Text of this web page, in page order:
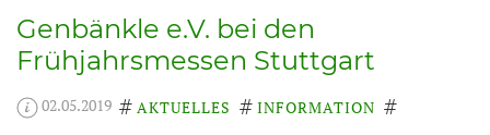
Genbänkle e.V. bei den
Frühjahrsmessen Stuttgart
02.05.2019 AKTUELLES
INFORMATION